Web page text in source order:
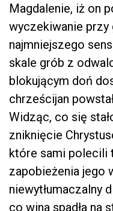
Magdalenie, iż on
wyczekiwanie przy
najmniejszego
skale grób z
blokującym doń
chrześcijan
Widząc, co się
zniknięcie
które sami polecili
zapobieżenia jego
niewytłumaczalny
co wina spadła na